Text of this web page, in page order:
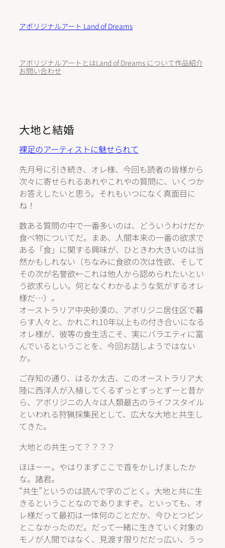
アボリジナルアート Land of Dreams
アボリジナルアートとはLand of Dreams について作品紹介
お問い合わせ
大地と結婚
裸足のアーティストに魅せられて
先月号に引き続き、オレ様、今回も読者の皆様から
次々に寄せられるあれやこれやの質問に、いくつか
お答えしたいと思う。それもいつになく真面目に
ね！
数ある質問の中で一番多いのは、どういうわけだか
食べ物についてだ。まあ、人間本来の一番の欲求で
ある「食」に関する興味が、ひときわ大きいのは当
然かもしれない（ちなみに食欲の次は性欲、そして
その次が名誉欲←これは他人から認められたいとい
う欲求らしい。何となくわかるような気がするオレ
様だ…）。
オーストラリア中央砂漠の、アボリジニ居住区で暮
らす人々と、かれこれ10年以上もの付き合いになる
オレ様が、彼等の食生活こそ、実にバラエティに富
んでいるということを、今回お話しようではない
か。
ご存知の通り、はるか太古、このオーストラリア大
陸に西洋人が入植してくるずっとずっとずーと昔か
ら、アボリジニの人々は人類最古のライフスタイル
といわれる狩猟採集民として、広大な大地と共生し
てきた。
大地との共生って？？？？
ほほーー。やはりまずここで首をかしげましたか
な。諸君。
“共生”というのは読んで字のごとく。大地と共に生
きるということなのでありますぞ。といっても、オ
レ様だって最初は一体何のことだか、今ひとつピン
とこなかったのだ。だって一緒に生きていく対象の
モノが人間ではなく、見渡す限りだだっ広い、うっ